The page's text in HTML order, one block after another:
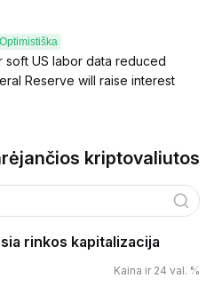
Optimistiška
soft US labor data reduced
Reserve will raise interest
kriptovaliutos
rinkos kapitalizacija
Kaina ir 24 val. %